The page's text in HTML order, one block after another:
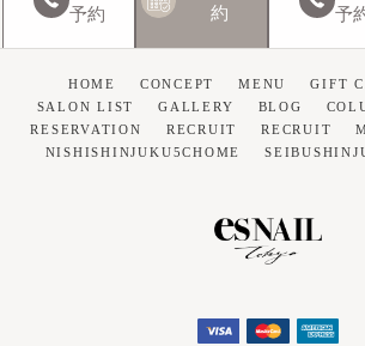
予約
約
予
HOME CONCEPT MENU GIFT
SALON LIST
GALLERY BLOG
RESERVATION
RECRUIT RECRUIT
NISHISHINJUKU5CHOME